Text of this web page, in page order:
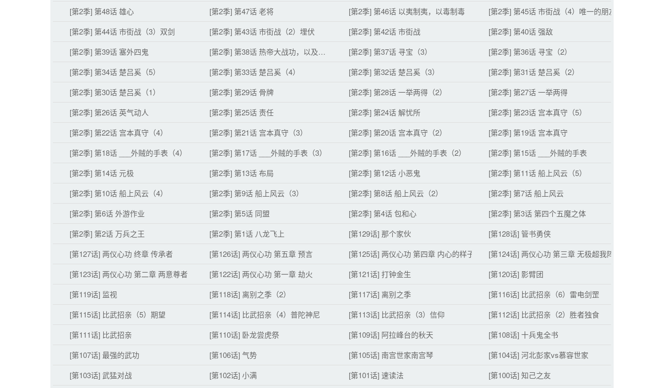
[第2季] 第48话 雄心
[第2季] 第47话 老将 [第2季] 第46话 以夷制夷，以毒制毒
[第2季] 第45话 市街战（4）唯一的朋友
[第2季] 第44话 市街战（3）双剑
[第2季] 第43话 市街战（2）埋伏 [第2季] 第42话 市街战
[第2季] 第40话 强敌
[第2季] 第39话 塞外四鬼
[第2季] 第38话 热帝大战功，以及… [第2季] 第37话 寻宝（3）
[第2季] 第36话 寻宝（2）
[第2季] 第34话 楚吕奚（5）
[第2季] 第33话 楚吕奚（4） [第2季] 第32话 楚吕奚（3）
[第2季] 第31话 楚吕奚（2）
[第2季] 第30话 楚吕奚（1）
[第2季] 第29话 骨牌 [第2季] 第28话 一举两得（2）
[第2季] 第27话 一举两得
[第2季] 第26话 英气动人
[第2季] 第25话 责任 [第2季] 第24话 解忧所
[第2季] 第23话 宫本真守（5）
[第2季] 第22话 宫本真守（4）
[第2季] 第21话 宫本真守（3） [第2季] 第20话 宫本真守（2）
[第2季] 第19话 宫本真守
[第2季] 第18话 ___外贼的手表（4）
[第2季] 第17话 ___外贼的手表（3） [第2季] 第16话 ___外贼的手表（2）
[第2季] 第15话 ___外贼的手表
[第2季] 第14话 元极
[第2季] 第13话 布局 [第2季] 第12话 小恶鬼
[第2季] 第11话 船上风云（5）
[第2季] 第10话 船上风云（4）
[第2季] 第9话 船上风云（3） [第2季] 第8话 船上风云（2）
[第2季] 第7话 船上风云
[第2季] 第6话 外游作业
[第2季] 第5话 同盟 [第2季] 第4话 包和心
[第2季] 第3话 第四个五魔之体
[第2季] 第2话 万兵之王
[第2季] 第1话 八龙飞上 [第129话] 那个家伙
[第128话] 管书勇侠
[第127话] 两仪心功 终章 传承者
[第126话] 两仪心功 第五章 预言 [第125话] 两仪心功 第四章 内心的样子
[第124话] 两仪心功 第三章 无极超我阵
[第123话] 两仪心功 第二章 两意尊者
[第122话] 两仪心功 第一章 劫火 [第121话] 打钟金生
[第120话] 影臂团
[第119话] 监视
[第118话] 离别之季（2） [第117话] 离别之季
[第116话] 比武招亲（6）雷电剑罡
[第115话] 比武招亲（5）期望
[第114话] 比武招亲（4）普陀神尼 [第113话] 比武招亲（3）信仰
[第112话] 比武招亲（2）胜者独食
[第111话] 比武招亲
[第110话] 卧龙尝虎祭 [第109话] 阿拉峰台的秋天
[第108话] 十兵鬼全书
[第107话] 最强的武功
[第106话] 气势 [第105话] 南宫世家南宫琴
[第104话] 河北彭家vs慕容世家
[第103话] 武猛对战
[第102话] 小满 [第101话] 速读法
[第100话] 知己之友